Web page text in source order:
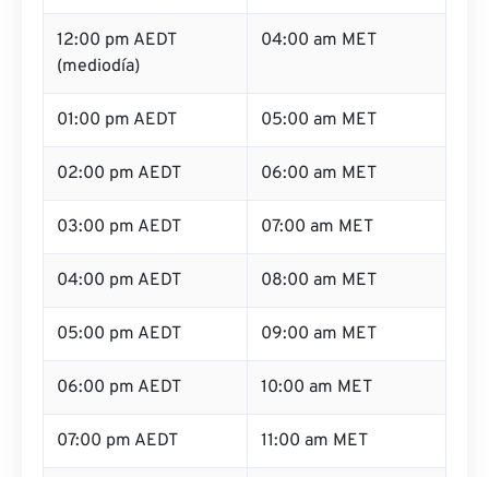
12:00 pm AEDT
(mediodía)
04:00 am MET
01:00 pm AEDT 05:00 am MET
02:00 pm AEDT 06:00 am MET
03:00 pm AEDT 07:00 am MET
04:00 pm AEDT 08:00 am MET
05:00 pm AEDT 09:00 am MET
06:00 pm AEDT 10:00 am MET
07:00 pm AEDT 11:00 am MET